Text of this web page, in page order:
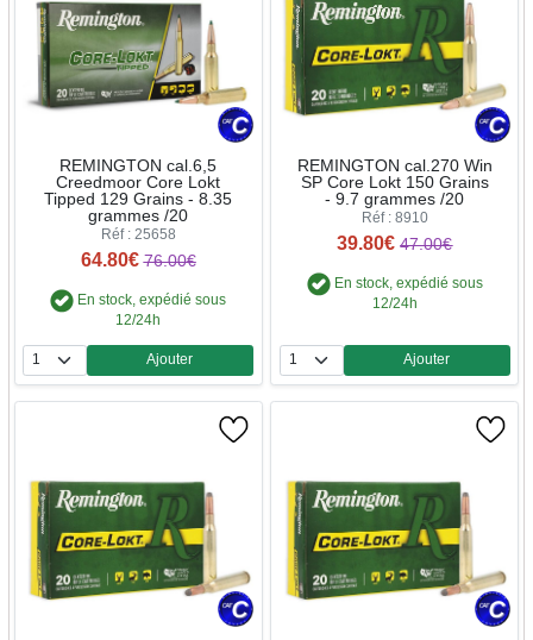
REMINGTON cal.6,5
Creedmoor Core Lokt
Tipped 129 Grains - 8.35
grammes /20
Réf : 25658
64.80€ 76.00€
En stock, expédié sous
12/24h
Quantité
Ajouter
REMINGTON cal.270 Win
SP Core Lokt 150 Grains
- 9.7 grammes /20
Réf : 8910
39.80€ 47.00€
En stock, expédié sous
12/24h
Quantité
Ajouter